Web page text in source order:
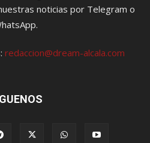
noticias por Telegram o
redaccion@dream-alcala.com